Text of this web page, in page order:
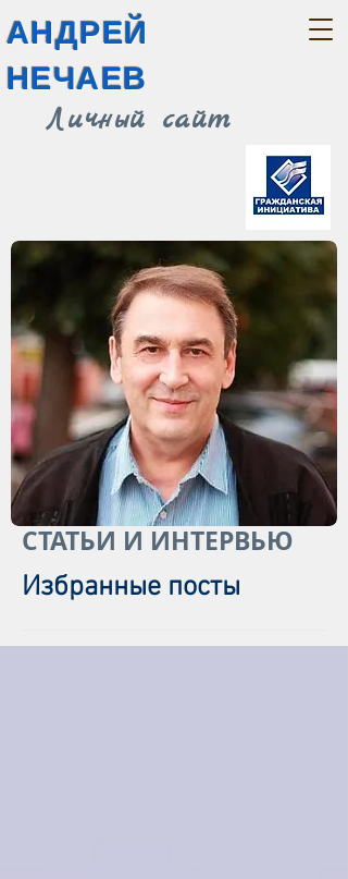
Личный сайт
АНДРЕЙ
НЕЧАЕВ
СТАТЬИ И ИНТЕРВЬЮ
Избранные посты